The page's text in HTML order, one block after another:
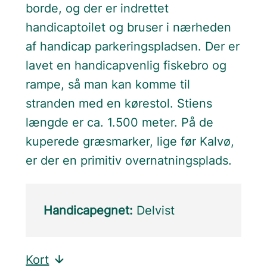
borde, og der er indrettet
handicaptoilet og bruser i nærheden
af handicap parkeringspladsen. Der er
lavet en handicapvenlig fiskebro og
rampe, så man kan komme til
stranden med en kørestol. Stiens
længde er ca. 1.500 meter. På de
kuperede græsmarker, lige før Kalvø,
er der en primitiv overnatningsplads.
Handicapegnet: Delvist
Kort